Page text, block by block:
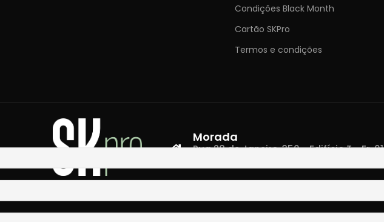
Condições Black Month
Cartão SKPro
Termos e condições
Morada
Rua 28 de Janeiro, 350 - Edifício T - Fr. 01